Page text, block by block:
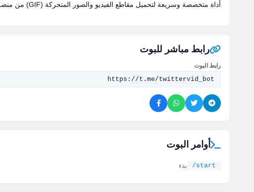
أداة متخصصة وسريعة لتحميل مقاطع الفيديو والصور المتحركة (GIF) من منصة تويتر بأعلى جودة متوفرة وبدون أي تعقيدات.
رابط مباشر للبوت
رابط البوت
أوامر البوت
/start بدء